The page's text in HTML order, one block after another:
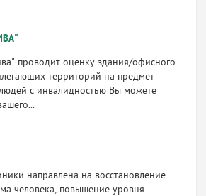
проводит оценку здания/офисного
территорий на предмет
с инвалидностью Вы можете
направлена на восстановление
человека, повышение уровня